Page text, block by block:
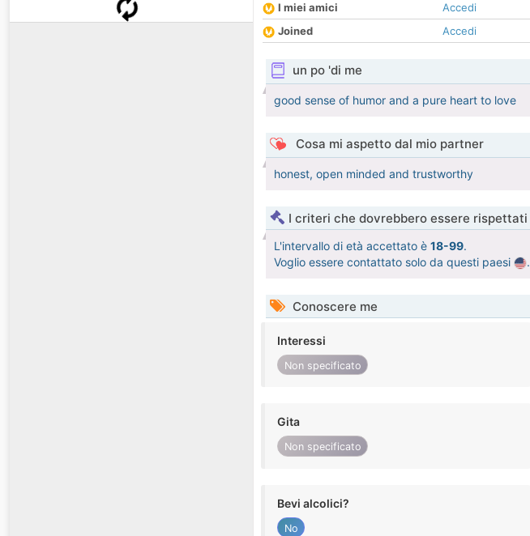
I miei amici
Accedi
Joined
Accedi
un po 'di me
good sense of humor and a pure heart to love
Cosa mi aspetto dal mio partner
honest, open minded and trustworthy
I criteri che dovrebbero essere rispettati
L'intervallo di età accettato è 18-99.
Voglio essere contattato solo da questi paesi
.
Conoscere me
Interessi
Non specificato
Gita
Non specificato
Bevi alcolici?
No